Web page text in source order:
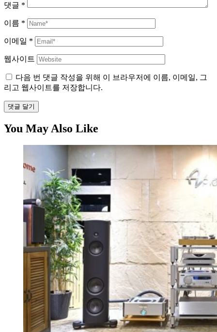
댓글 *
이름 *
이메일 *
웹사이트
다음 번 댓글 작성을 위해 이 브라우저에 이름, 이메일, 그
리고 웹사이트를 저장합니다.
댓글 달기
You May Also Like